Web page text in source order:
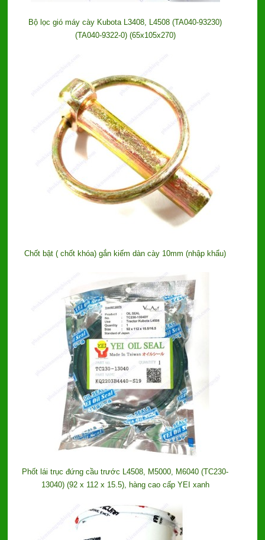
Bộ lọc gió máy cày Kubota L3408, L4508 (TA040-93230)
(TA040-9322-0) (65x105x270)
Chốt bật ( chốt khóa) gắn kiếm dàn cày 10mm (nhập khẩu)
Phốt lái trục đứng cầu trước L4508, M5000, M6040 (TC230-
13040) (92 x 112 x 15.5), hàng cao cấp YEI xanh